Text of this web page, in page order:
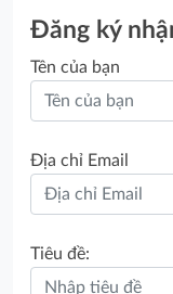
Đăng ký
Tên của bạn
Địa chỉ Email
Tiêu đề: